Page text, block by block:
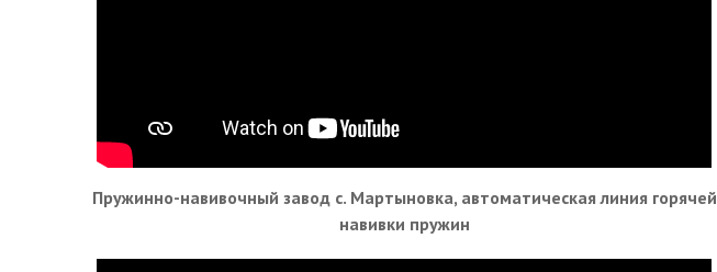
Пружинно-навивочный завод с. Мартыновка, автоматическая линия горячей
навивки пружин